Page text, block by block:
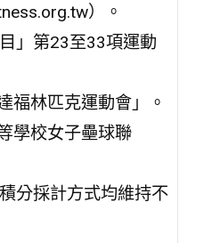
）。
」第23至33項運動
福林匹克運動會」。
學校女子壘球聯
分採計方式均維持不